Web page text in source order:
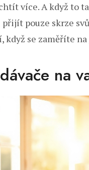
více. A když to
pouze skrze
když se zaměříte na
na